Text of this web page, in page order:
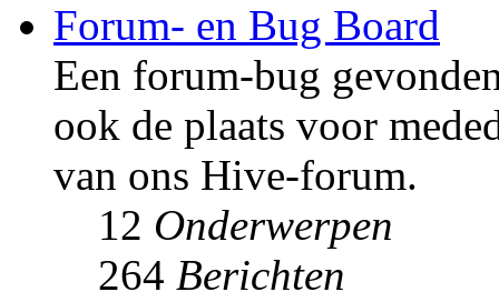
Forum- en Bug Board
Een forum-bug
ook de plaats voor
van ons Hive-forum.
12 Onderwerpen
264 Berichten